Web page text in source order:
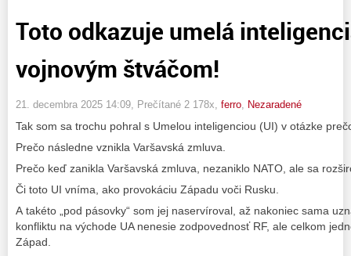
Toto odkazuje umelá
vojnovým štváčom!
21. decembra 2025 14:09 , Prečítané 2 178x, ferro Nezaradené
Tak som sa trochu pohral s Umelou inteligenciou (UI) v otázke
Prečo následne vznikla Varšavská zmluva.
Prečo keď zanikla Varšavská zmluva, nezaniklo NATO, ale sa
Či toto UI vníma, ako provokáciu Západu voči Rusku.
A takéto „pod pásovky“ som jej naservíroval, až nakoniec sama
konfliktu na východe UA nenesie zodpovednosť RF, ale celkom
Západ.